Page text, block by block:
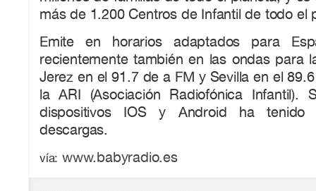
más de 1.200 Centros de Infantil de todo el
Emite en horarios adaptados para
recientemente también en las ondas para
Jerez en el 91.7 de a FM y Sevilla en el
la ARI (Asociación Radiofónica Infantil).
dispositivos IOS y Android ha tenido
descargas.
vía: www.babyradio.es